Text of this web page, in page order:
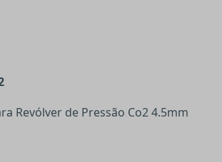
Revólver de Pressão Co2 4.5mm